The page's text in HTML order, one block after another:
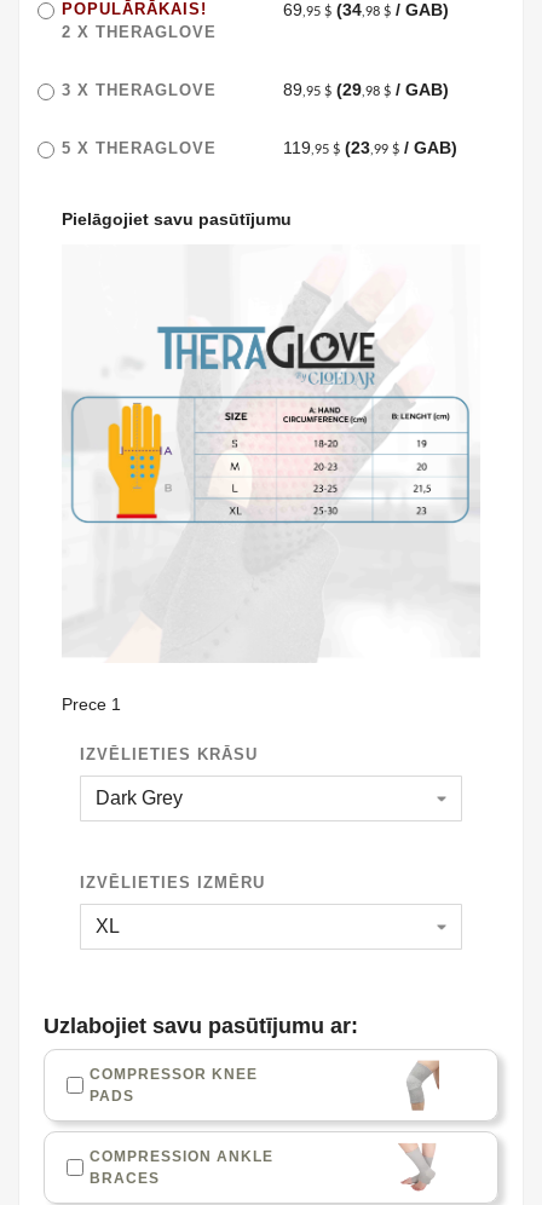
POPULĀRĀKAIS!
2 X THERAGLOVE
69 ,95 $ (34 ,98 $ / GAB)
3 X THERAGLOVE 89 ,95 $ (29 ,98 $ / GAB)
5 X THERAGLOVE 119 ,95 $ (23 ,99 $ / GAB)
Pielāgojiet savu pasūtījumu
Prece 1
IZVĒLIETIES KRĀSU
IZVĒLIETIES IZMĒRU
Uzlabojiet savu pasūtījumu ar:
COMPRESSOR KNEE
PADS
COMPRESSION ANKLE
BRACES